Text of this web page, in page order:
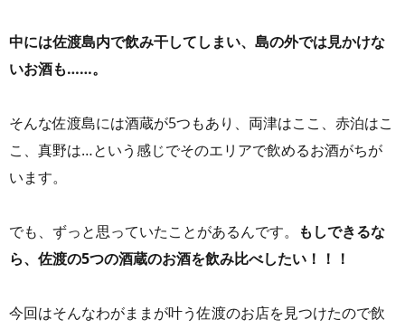
中には佐渡島内で飲み干してしまい、島の外では見かけな
いお酒も……。
そんな佐渡島には酒蔵が5つもあり、両津はここ、赤泊はこ
こ、真野は…という感じでそのエリアで飲めるお酒がちが
います。
でも、ずっと思っていたことがあるんです。
もしできるな
ら、佐渡の5つの酒蔵のお酒を飲み比べしたい！！！
今回はそんなわがままが叶う佐渡のお店を見つけたので飲